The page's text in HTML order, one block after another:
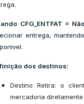
CFG_ENTFAT =
entrega,
dos destinos:
Destino Retira: o
mercadoria diretamente